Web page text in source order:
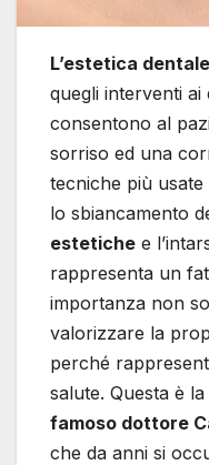
L’estetica dentale
quegli interventi
consentono al
sorriso ed una
tecniche più usate
lo sbiancamento
estetiche e
rappresenta un
importanza non
valorizzare la
perché
salute. Questa è
famoso dottore
che da anni si